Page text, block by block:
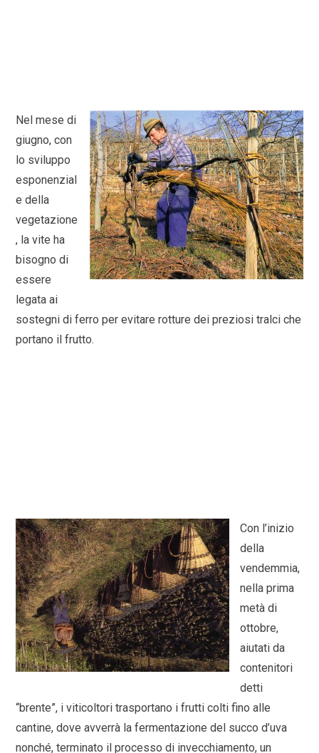
Nel mese di
giugno, con
lo sviluppo
esponenzial
e della
vegetazione
, la vite ha
bisogno di
essere
legata ai
sostegni di ferro per evitare rotture dei preziosi tralci che
portano il frutto.
Con l’inizio
della
vendemmia,
nella prima
metà di
ottobre,
aiutati da
contenitori
detti
“brente”, i viticoltori trasportano i frutti colti fino alle
cantine, dove avverrà la fermentazione del succo d’uva
nonché, terminato il processo di invecchiamento, un